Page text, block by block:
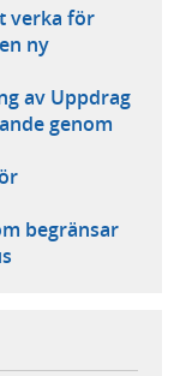
verka för
ny
av Uppdrag
genom
begränsar